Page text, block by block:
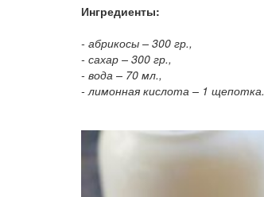
Ингредиенты:
- абрикосы – 300 гр.,
- сахар – 300 гр.,
- вода – 70 мл.,
- лимонная кислота – 1 щепотка.